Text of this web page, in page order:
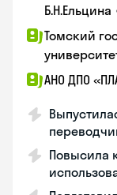
Б.Н.Ельцина
Томский
АНО ДПО
Повысила